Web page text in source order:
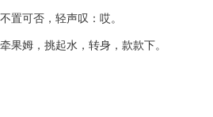
可否，轻声叹：哎。
姆，挑起水，转身，款款下。